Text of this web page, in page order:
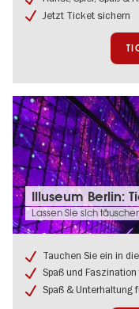
Jetzt Ticket sichern
Tickets
&
Termine:
Illuseum
Ticket
ohne
Anstehen
Illuseum Berlin:
Lassen Sie sich
Tauchen Sie ein in
Spaß und
Spaß & Unterhaltung